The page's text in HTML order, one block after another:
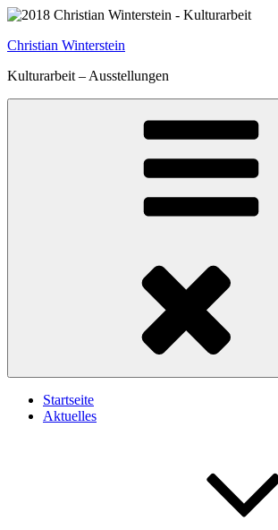
Zum
springen
Christian Winterstein
Kulturarbeit – Ausstellungen
Startseite
Aktuelles